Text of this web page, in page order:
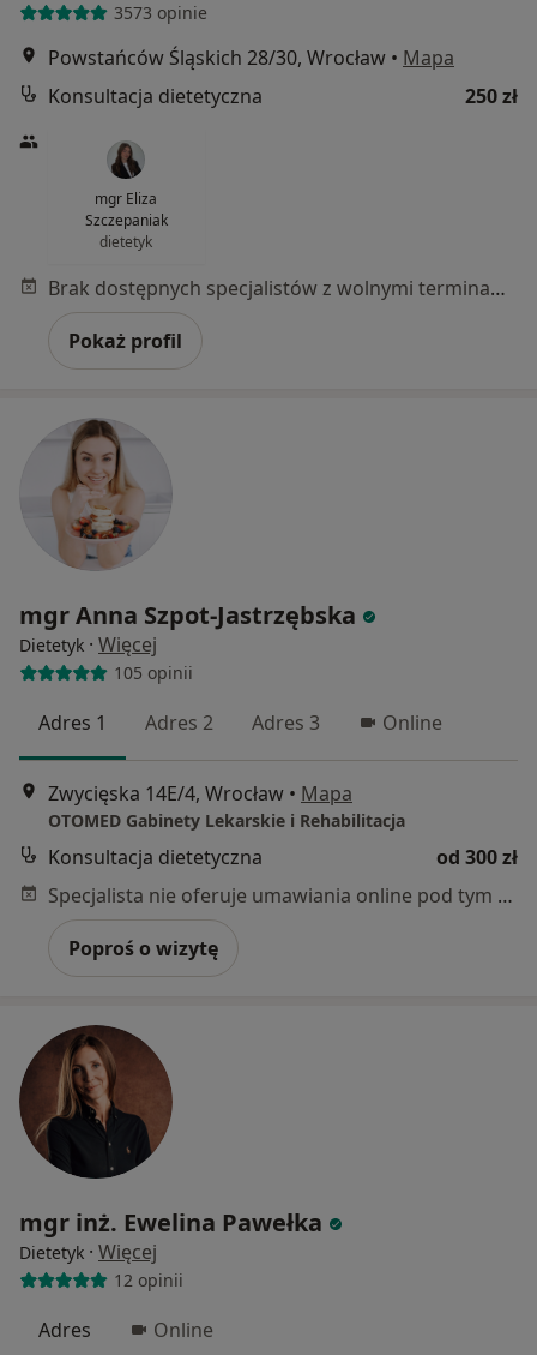
3573 opinie
Powstańców Śląskich 28/30, Wrocław • Mapa
Konsultacja dietetyczna
250 zł
mgr Eliza
Szczepaniak
dietetyk
Brak dostępnych specjalistów z wolnymi terminami w tym centrum medycznym.
Pokaż profil
mgr Anna Szpot-Jastrzębska
Dietetyk · Więcej
105 opinii
Adres 1 Adres 2 Adres 3 Online
Zwycięska 14E/4, Wrocław • Mapa
OTOMED Gabinety Lekarskie i Rehabilitacja
Konsultacja dietetyczna
od 300 zł
Specjalista nie oferuje umawiania online pod tym adresem.
Poproś o wizytę
mgr inż. Ewelina Pawełka
Dietetyk · Więcej
12 opinii
Adres Online